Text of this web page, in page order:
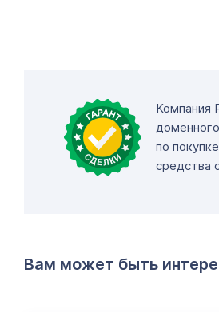
Компания
по
средства
Вам может быть